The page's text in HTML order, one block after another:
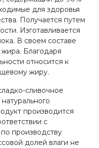
для здоровья
Получается путем
Изготавливается
В своем составе
Благодаря
относится к
жиру.
сливочное
производится
с
производству
долей влаги не